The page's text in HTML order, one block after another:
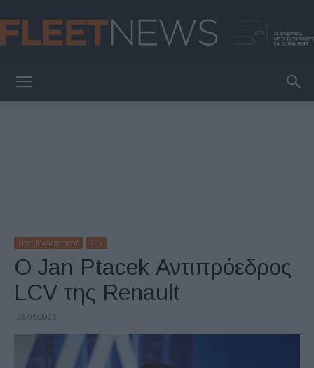
Fleet Management LCV
Ο Jan Ptacek Αντιπρόεδρος
LCV της Renault
28/05/2025